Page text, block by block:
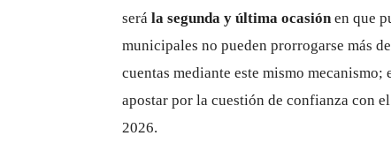
será la segunda y última ocasiónen que
municipales no pueden prorrogarse más
cuentas mediante este mismo
apostar por la cuestión de confianza con
2026.